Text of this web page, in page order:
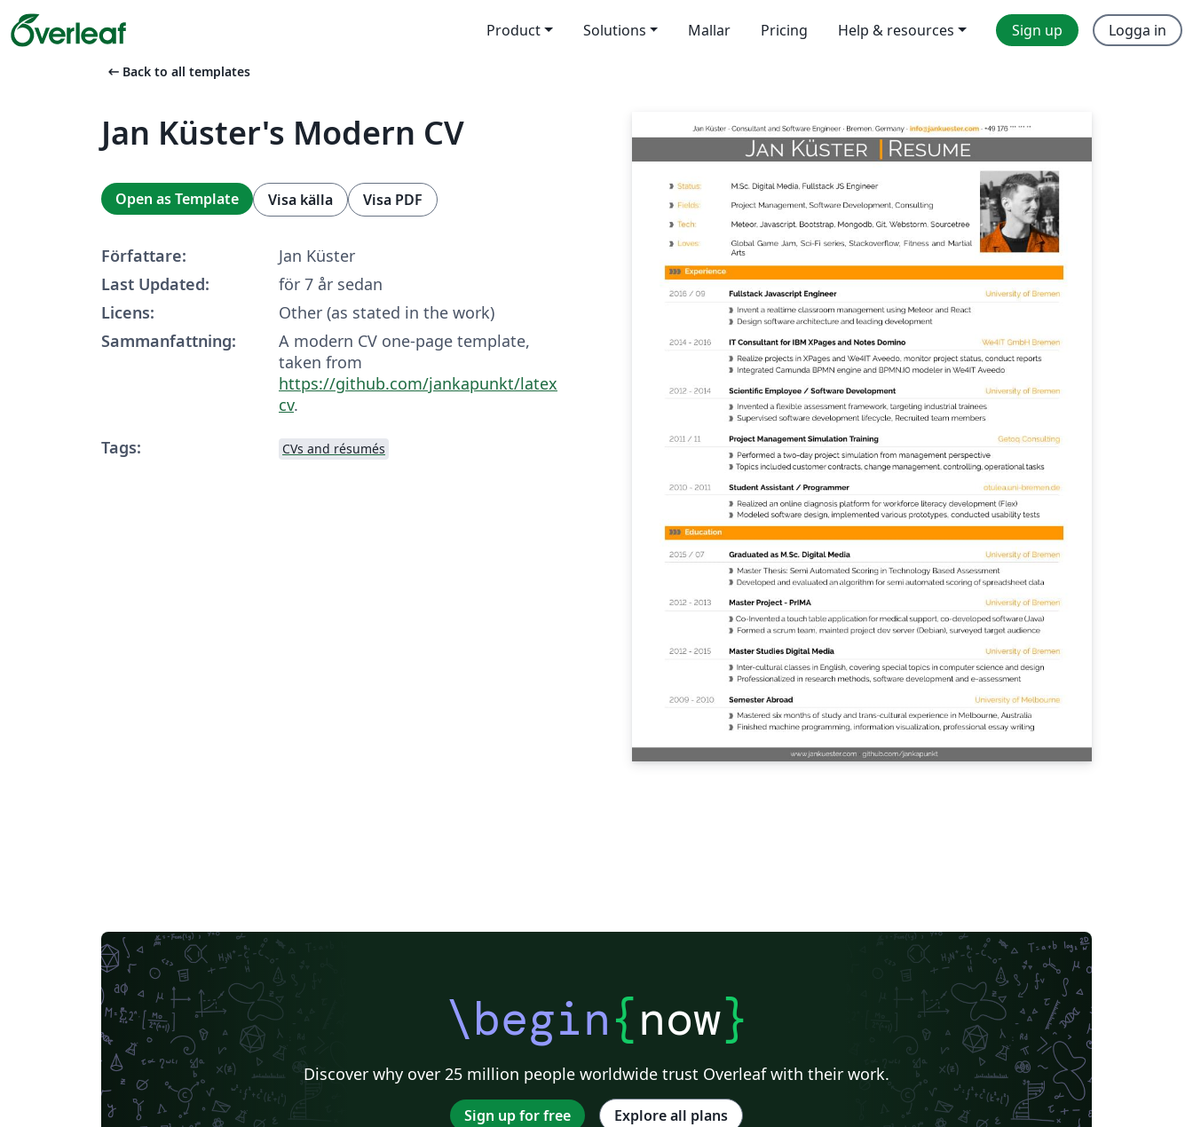
Product Solutions Mallar Pricing Help & resources Sign up Logga in
arrow_left_alt Back to all templates
Jan Küster's Modern CV
Open as Template Visa källa Visa PDF
Författare:
Jan Küster
Last Updated:
för 7 år sedan
Licens:
Other (as stated in the work)
Sammanfattning:
A modern CV one-page template,
taken from
https://github.com/jankapunkt/latex
cv.
Tags:
CVs and résumés
\begin{now}
Discover why over 25 million people worldwide trust Overleaf with their work.
Sign up for free Explore all plans